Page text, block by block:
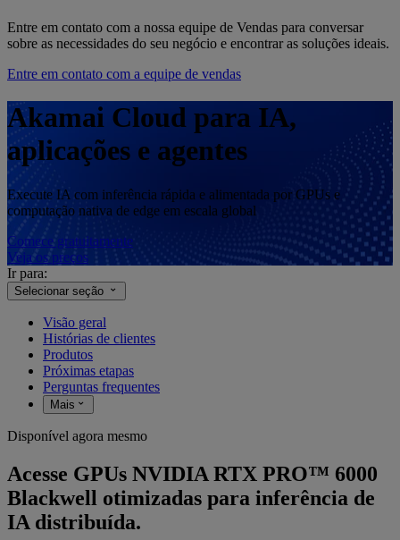
Entre em contato com a nossa equipe de Vendas para conversar
sobre as necessidades do seu negócio e encontrar as soluções ideais.
Entre em contato com a equipe de vendas
Akamai Cloud para IA,
aplicações e agentes
Execute IA com inferência rápida e alimentada por GPUs e
computação nativa de edge em escala global
Comece gratuitamente
Veja os preços
Ir para:
Selecionar seção
Visão geral
Histórias de clientes
Produtos
Próximas etapas
Perguntas frequentes
Mais
Disponível agora mesmo
Acesse GPUs NVIDIA RTX PRO™ 6000
Blackwell otimizadas para inferência de
IA distribuída.